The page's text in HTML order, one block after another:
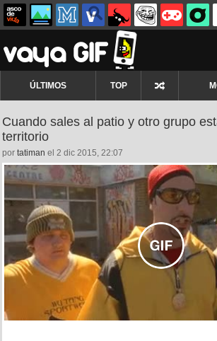
ÚLTIMOS TOP
Cuando sales al patio y otro grupo
territorio
por tatiman el 2 dic 2015, 22:07